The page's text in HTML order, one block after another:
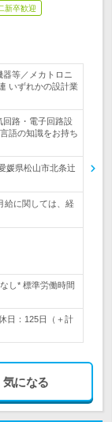
新卒歓迎
等／メカトロニ
いずれかの設計業
回路・電子回路設
語の知識をお持ち
媛県松山市北条辻
給に関しては、経
し* 標準労働時間
日：125日（＋計
気になる